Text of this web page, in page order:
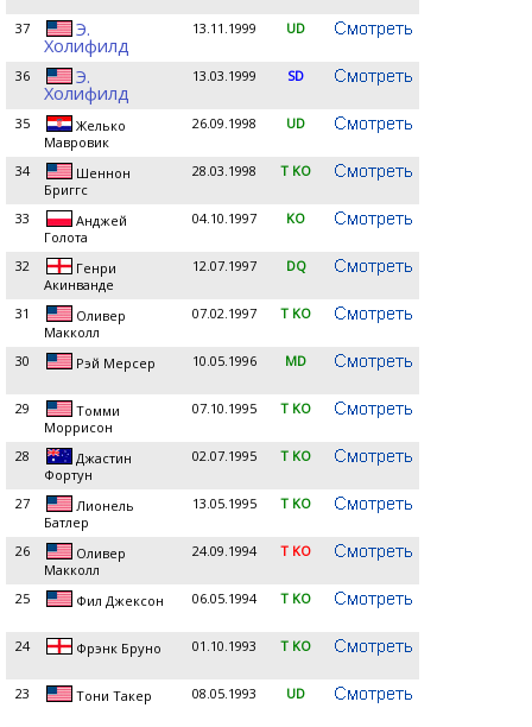
37 Э.
Холифилд
13.11.1999 UD
36 Э.
Холифилд
13.03.1999 SD
35
Желько
Мавровик
26.09.1998 UD
34
Шеннон
Бриггс
28.03.1998 T KO
33
Анджей
Голота
04.10.1997 KO
32
Генри
Акинванде
12.07.1997 DQ
31
Оливер
Макколл
07.02.1997 T KO
30 Рэй Мерсер 10.05.1996 MD
29
Томми
Моррисон
07.10.1995 T KO
28
Джастин
Фортун
02.07.1995 T KO
27
Лионель
Батлер
13.05.1995 T KO
26
Оливер
Макколл
24.09.1994 T KO
25 Фил Джексон 06.05.1994 T KO
24 Фрэнк Бруно 01.10.1993 T KO
23 Тони Такер 08.05.1993 UD